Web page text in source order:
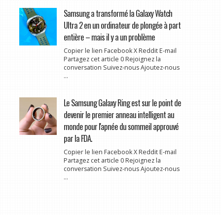
Samsung a transformé la Galaxy Watch
Ultra 2 en un ordinateur de plongée à part
entière – mais il y a un problème
Copier le lien Facebook X Reddit E-mail
Partagez cet article 0 Rejoignez la
conversation Suivez-nous Ajoutez-nous
...
Le Samsung Galaxy Ring est sur le point de
devenir le premier anneau intelligent au
monde pour l'apnée du sommeil approuvé
par la FDA.
Copier le lien Facebook X Reddit E-mail
Partagez cet article 0 Rejoignez la
conversation Suivez-nous Ajoutez-nous
...